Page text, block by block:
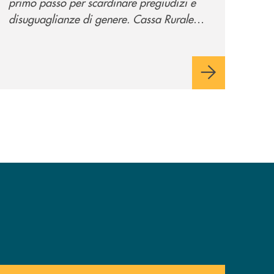
disuguaglianze di genere. Cassa Rurale
valori e influenzi direttamente la comunità